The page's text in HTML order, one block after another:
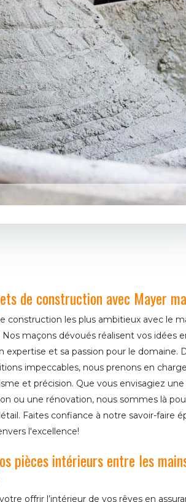
de construction avec Mayer
construction les plus ambitieux avec le
maçons dévoués réalisent vos idées
et sa passion pour le domaine.
impeccables, nous prenons en
et précision. Que vous envisagiez
ou une rénovation, nous sommes là
Faites confiance à notre savoir-faire
l'excellence!
pièces intérieurs entre les
offrir l’intérieur de vos rêves en